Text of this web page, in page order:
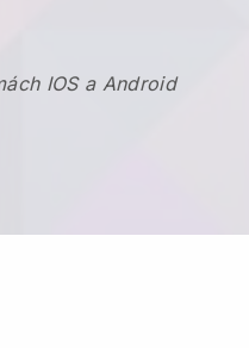
IOS a Android